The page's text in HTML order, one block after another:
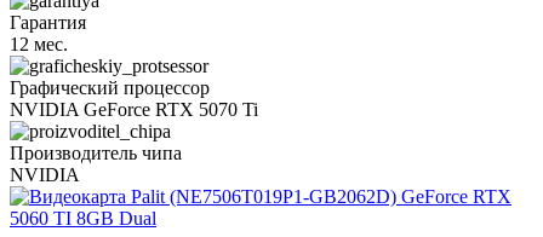
Гарантия
12 мес.
Графический процессор
NVIDIA GeForce RTX 5070 Ti
Производитель чипа
NVIDIA